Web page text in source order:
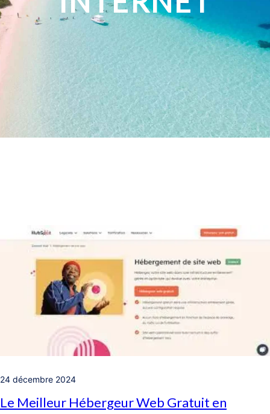
24 décembre 2024
Le Meilleur Hébergeur Web Gratuit en